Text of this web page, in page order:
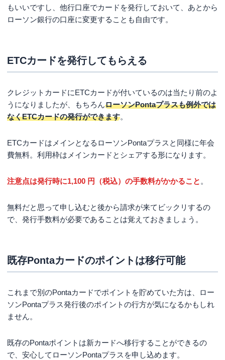
もいいですし、他行口座でカードを発行しておいて、あとから
ローソン銀行の口座に変更することも自由です。
ETCカードを発行してもらえる
クレジットカードにETCカードが付いているのは当たり前のよ
うになりましたが、もちろんローソンPontaプラスも例外では
なくETCカードの発行ができます。
ETCカードはメインとなるローソンPontaプラスと同様に年会
費無料。利用枠はメインカードとシェアする形になります。
注意点は発行時に1,100 円（税込）の手数料がかかること 。
無料だと思って申し込むと後から請求が来てビックリするの
で、発行手数料が必要であることは覚えておきましょう。
既存Pontaカードのポイントは移行可能
これまで別のPontaカードでポイントを貯めていた方は、ロー
ソンPontaプラス発行後のポイントの行方が気になるかもしれ
ません。
既存のPontaポイントは新カードへ移行することができるの
で、安心してローソンPontaプラスを申し込めます。